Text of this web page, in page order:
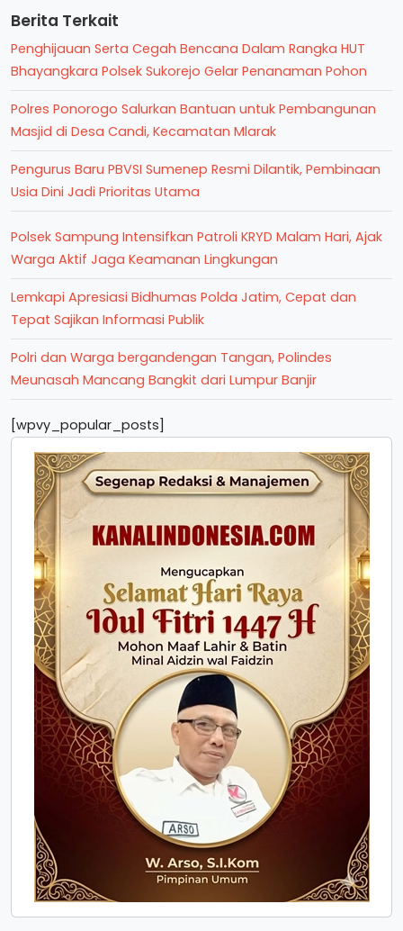
Berita Terkait
Penghijauan Serta Cegah Bencana Dalam Rangka HUT
Bhayangkara Polsek Sukorejo Gelar Penanaman Pohon
Polres Ponorogo Salurkan Bantuan untuk Pembangunan
Masjid di Desa Candi, Kecamatan Mlarak
Pengurus Baru PBVSI Sumenep Resmi Dilantik, Pembinaan
Usia Dini Jadi Prioritas Utama
Polsek Sampung Intensifkan Patroli KRYD Malam Hari, Ajak
Warga Aktif Jaga Keamanan Lingkungan
Lemkapi Apresiasi Bidhumas Polda Jatim, Cepat dan
Tepat Sajikan Informasi Publik
Polri dan Warga bergandengan Tangan, Polindes
Meunasah Mancang Bangkit dari Lumpur Banjir
[wpvy_popular_posts]